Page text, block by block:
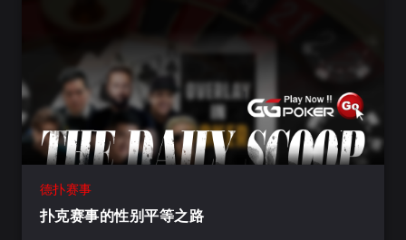
德扑赛事
扑克赛事的性别平等之路